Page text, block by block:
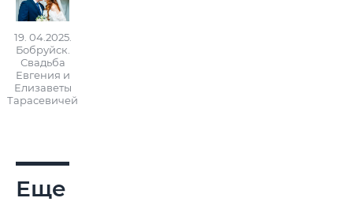
19. 04.2025.
Бобруйск.
Свадьба
Евгения и
Елизаветы
Тарасевичей
Еще